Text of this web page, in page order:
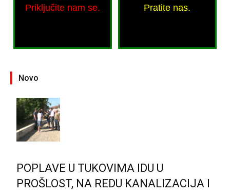
Priključite nam se.
Pratite nas.
Novo
POPLAVE U TUKOVIMA IDU U
PROŠLOST, NA REDU KANALIZACIJA I